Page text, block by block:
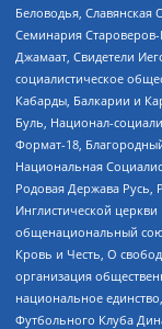
Беловодья,
Семинария
Джамаат, Свидетели
социалистическое
Кабарды, Балкарии и
Буль, Национал-
Формат-18,
Национальная
Родовая Держава Русь,
Инглистической
общенациональный
Кровь и Честь, О
организация
национальное
Футбольного Клуба